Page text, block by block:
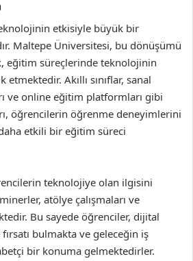
etkisiyle büyük bir
Maltepe Üniversitesi, bu dönüşümü
eğitim süreçlerinde teknolojinin
etmektedir. Akıllı sınıflar, sanal
ve online eğitim platformları gibi
öğrencilerin öğrenme deneyimlerini
etkili bir eğitim süreci
teknolojiye olan ilgisini
atölye çalışmaları ve
Bu sayede öğrenciler, dijital
bulmakta ve geleceğin iş
bir konuma gelmektedirler.